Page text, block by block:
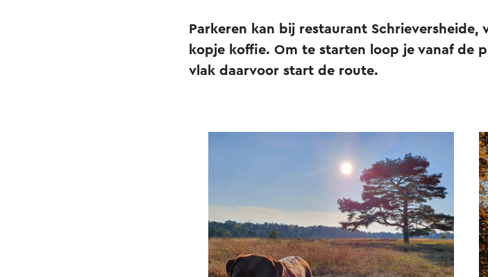
Parkeren kan bij restaurant
kopje koffie. Om te starten loop je vanaf de
vlak daarvoor start de route.